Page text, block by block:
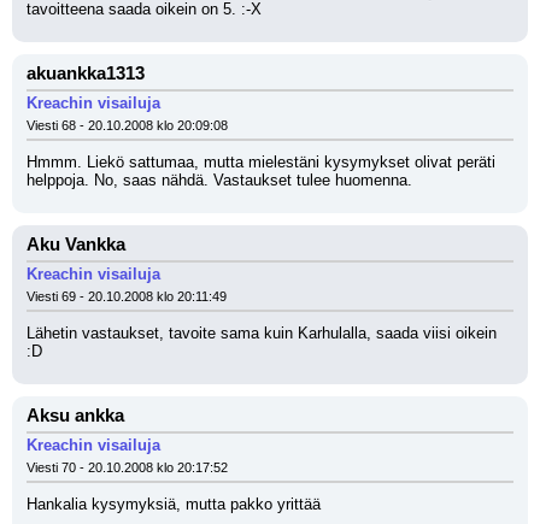
tavoitteena saada oikein on 5. :-X
akuankka1313
Kreachin visailuja
Viesti 68 - 20.10.2008 klo 20:09:08
Hmmm. Liekö sattumaa, mutta mielestäni kysymykset olivat peräti
helppoja. No, saas nähdä. Vastaukset tulee huomenna.
Aku Vankka
Kreachin visailuja
Viesti 69 - 20.10.2008 klo 20:11:49
Lähetin vastaukset, tavoite sama kuin Karhulalla, saada viisi oikein
:D
Aksu ankka
Kreachin visailuja
Viesti 70 - 20.10.2008 klo 20:17:52
Hankalia kysymyksiä, mutta pakko yrittää